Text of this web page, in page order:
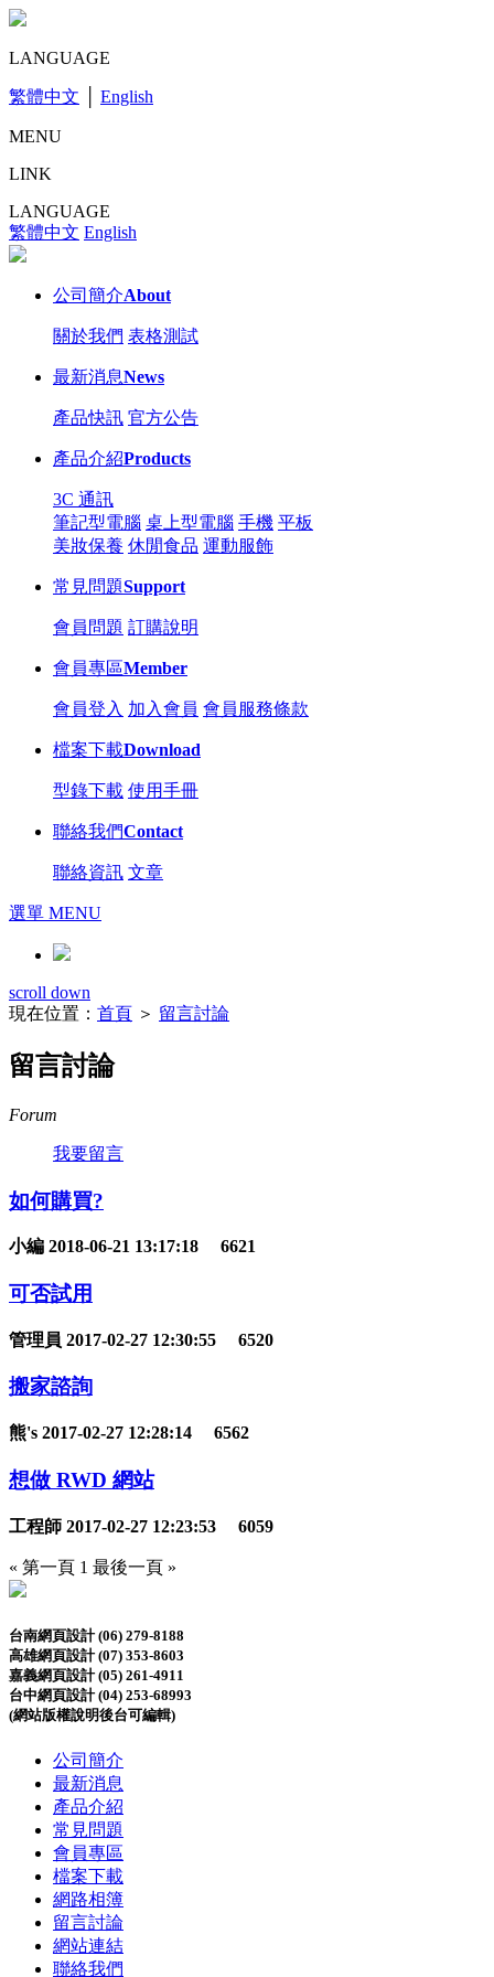
LANGUAGE
繁體中文 English
MENU
LINK
LANGUAGE
繁體中文 English
公司簡介About
關於我們 表格測試
最新消息News
產品快訊 官方公告
產品介紹Products
3C 通訊
筆記型電腦 桌上型電腦 手機 平板
美妝保養 休閒食品 運動服飾
常見問題Support
會員問題 訂購說明
會員專區Member
會員登入 加入會員 會員服務條款
檔案下載Download
型錄下載 使用手冊
聯絡我們Contact
聯絡資訊 文章
選單 MENU
scroll down
現在位置： 首頁 ＞ 留言討論
留言討論
Forum
我要留言
如何購買?
小編 2018-06-21 13:17:18 6621
可否試用
管理員 2017-02-27 12:30:55 6520
搬家諮詢
熊's 2017-02-27 12:28:14 6562
想做 RWD 網站
工程師 2017-02-27 12:23:53 6059
« 第一頁 1 最後一頁 »
台南網頁設計 (06) 279-8188
高雄網頁設計 (07) 353-8603
嘉義網頁設計 (05) 261-4911
台中網頁設計 (04) 253-68993
(網站版權說明後台可編輯)
公司簡介
最新消息
產品介紹
常見問題
會員專區
檔案下載
網路相簿
留言討論
網站連結
聯絡我們